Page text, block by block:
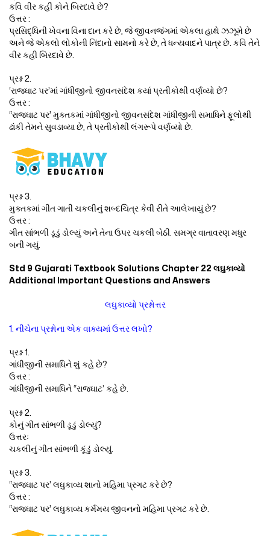
કવિ વીર કહીં કોને બિરદાવે છે?
ઉત્તર :
પ્રસિદ્ધિની ખેવના વિના દાન કરે છે, જે જીવનજંગમાં એકલા હાથે ઝઝૂમે છે
અને જે એકલો લોકોની નિંદાનો સામનો કરે છે, તે ધન્યવાદને પાત્ર છે. કવિ તેને
વીર કહી બિરદાવે છે.
પ્રશ્ન 2.
‘રાજઘાટ પર’માં ગાંધીજીનો જીવનસંદેશ કયાં પ્રતીકોથી વર્ણવ્યો છે?
ઉત્તર :
“રાજઘાટ પર’ મુક્તકમાં ગાંધીજીનો જીવનસંદેશ ગાંધીજીની સમાધિને ફૂલોથી
ઢાંકી તેમને સુવડાવ્યા છે, તે પ્રતીકોથી લંગરૂપે વર્ણવ્યો છે.
પ્રશ્ન 3.
મુક્તકમાં ગીત ગાતી ચકલીનું શબ્દચિત્ર કેવી રીતે આલેખાયું છે?
ઉત્તર :
ગીત સાંભળી ડૂડું ડોલ્યું અને તેના ઉપર ચકલી બેઠી. સમગ્ર વાતાવરણ મધુર
બની ગયું.
Std 9 Gujarati Textbook Solutions Chapter 22 લઘુકાવ્યો
Additional Important Questions and Answers
લઘુકાવ્યો પ્રશ્નોત્તર
1. નીચેના પ્રશ્નોના એક વાક્યમાં ઉત્તર લખો?
પ્રશ્ન 1.
ગાંધીજીની સમાધિને શું કહે છે?
ઉત્તર :
ગાંધીજીની સમાધિને “રાજઘાટ’ કહે છે.
પ્રશ્ન 2.
કોનું ગીત સાંભળી ડૂડું ડોલ્યું?
ઉત્તરઃ
ચકલીનું ગીત સાંભળી કૂંડું ડોલ્યું.
પ્રશ્ન 3.
“રાજઘાટ પર’ લઘુકાવ્ય શાનો મહિમા પ્રગટ કરે છે?
ઉત્તર :
“રાજઘાટ પર’ લઘુકાવ્ય કર્મમય જીવનનો મહિમા પ્રગટ કરે છે.